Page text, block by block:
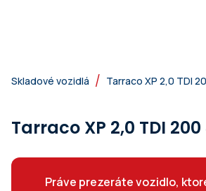
Skladové vozidlá / Tarraco XP 2,0 TDI
Tarraco XP 2,0 TDI 200
Práve prezeráte vozidlo,